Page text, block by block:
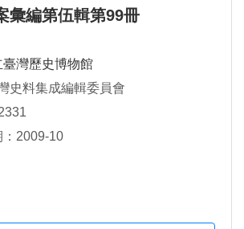
彙編第伍輯第99冊
臺灣歷史博物館
史料集成編輯委員會
：2009-10